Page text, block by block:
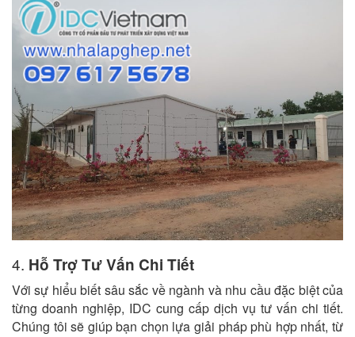
4. Hỗ Trợ Tư Vấn Chi Tiết
Với sự hiểu biết sâu sắc về ngành và nhu cầu đặc biệt của
từng doanh nghiệp, IDC cung cấp dịch vụ tư vấn chi tiết.
Chúng tôi sẽ giúp bạn chọn lựa giải pháp phù hợp nhất, từ